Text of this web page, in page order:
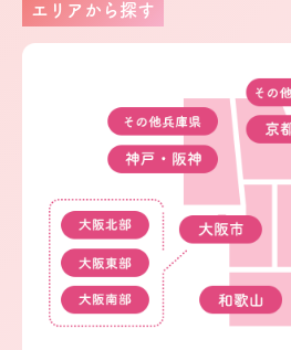
エリアから探す